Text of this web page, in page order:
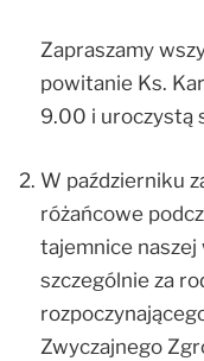
Zapraszamy
powitanie Ks.
9.00 i uroczystą
W październiku
różańcowe
tajemnice
szczególnie za
Zwyczajnego